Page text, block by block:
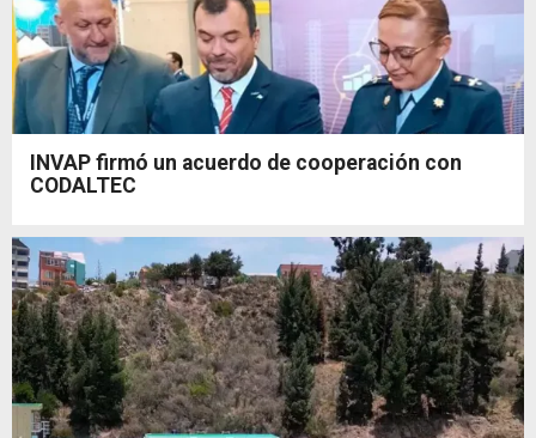
INVAP firmó un acuerdo de cooperación con
CODALTEC